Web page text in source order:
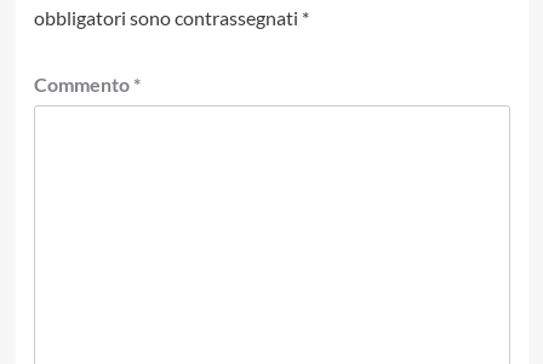
obbligatori sono contrassegnati *
Commento *